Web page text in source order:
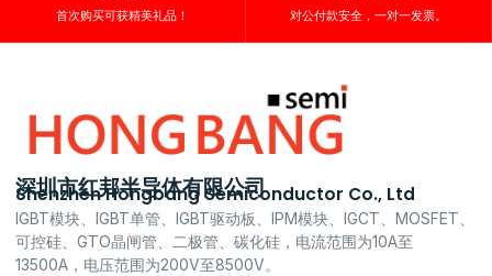
首次购买可获精美礼品！ 对公付款安全，一对一发票。
深圳市红邦半导体有限公司
Shenzhen Hongbang Semiconductor Co., Ltd
IGBT模块、IGBT单管、IGBT驱动板、IPM模块、IGCT、MOSFET、
可控硅、GTO晶闸管、二极管、碳化硅，电流范围为10A至
13500A，电压范围为200V至8500V。